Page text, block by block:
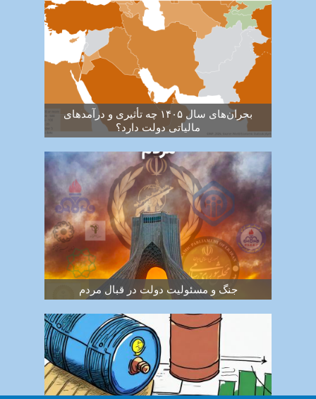
بحران‌های سال ۱۴۰۵ چه تأثیری و درآمدهای
مالیاتی دولت دارد؟
جنگ و مسئولیت دولت در قبال مردم